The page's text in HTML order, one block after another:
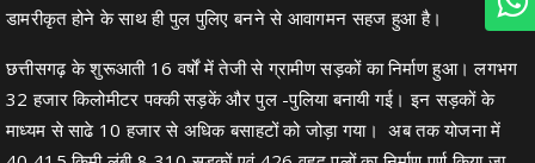
डामरीकृत होने के साथ ही पुल पुलिए बनने से आवागमन सहज हुआ है।
छत्तीसगढ़ के शुरूआती 16 वर्षों में तेजी से ग्रामीण सड़कों का निर्माण हुआ। लगभग
32 हजार किलोमीटर पक्की सड़कें और पुल -पुलिया बनायी गई। इन सड़कों के
माध्यम से साढे 10 हजार से अधिक बसाहटों को जोड़ा गया। अब तक योजना में